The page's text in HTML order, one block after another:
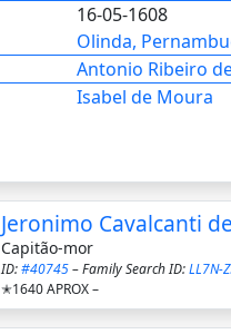
16-05-1608
Olinda,
Antonio Ribeiro
Isabel de Moura
Jeronimo Cavalcanti
Capitão-mor
ID:#40745– Family Search ID:LL7N-
✭1640 APROX –